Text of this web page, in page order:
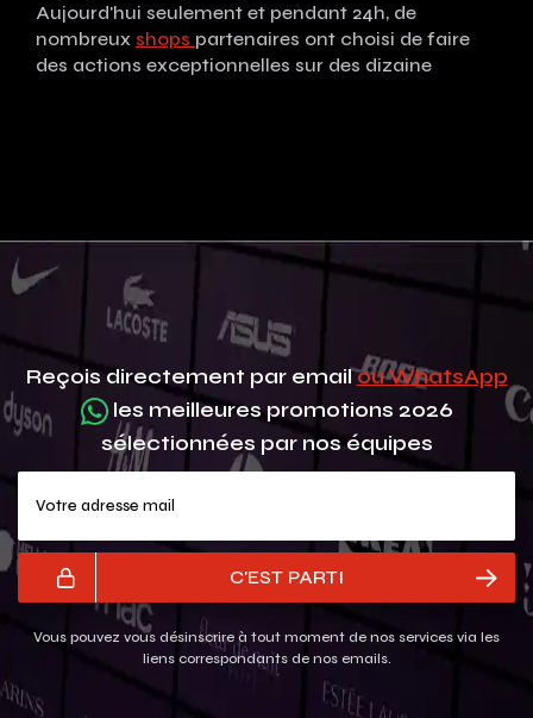
Aujourd'hui seulement et pendant 24h, de
nombreux shops partenaires ont choisi de faire
des actions exceptionnelles sur des dizaine
Reçois directement par emailou WhatsApp
les meilleures promotions 2026
sélectionnées par nos équipes
C'EST PARTI
Vous pouvez vous désinscrire à tout moment de nos services via les
liens correspondants de nos emails.